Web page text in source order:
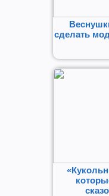
сделать